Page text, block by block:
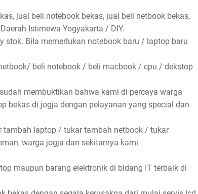
jual beli notebook bekas, jual beli netbook bekas,
Istimewa Yogyakarta / DIY.
stok. Bila memerlukan notebook baru / laptop baru
beli notebook / beli macbook / cpu / dekstop
membuktikan bahwa kami di percaya warga
bekas di jogja dengan pelayanan yang special dan
laptop / tukar tambah netbook / tukar
warga jogja dan sekitarnya kami
maupun barang elektronik di bidang IT terbaik di